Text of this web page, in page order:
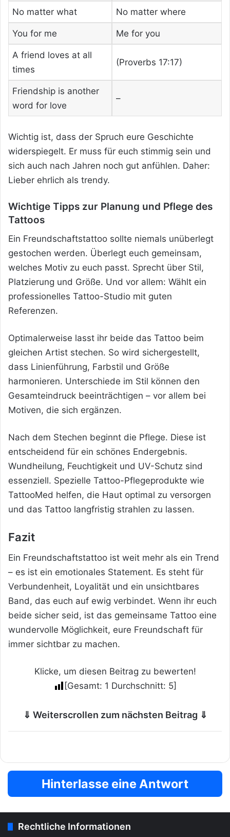
No matter what No matter where
You for me Me for you
A friend loves at all
times
(Proverbs 17:17)
Friendship is another
word for love
–
Wichtig ist, dass der Spruch eure Geschichte
widerspiegelt. Er muss für euch stimmig sein und
sich auch nach Jahren noch gut anfühlen. Daher:
Lieber ehrlich als trendy.
Wichtige Tipps zur Planung und Pflege des
Tattoos
Ein Freundschaftstattoo sollte niemals unüberlegt
gestochen werden. Überlegt euch gemeinsam,
welches Motiv zu euch passt. Sprecht über Stil,
Platzierung und Größe. Und vor allem: Wählt ein
professionelles Tattoo-Studio mit guten
Referenzen.
Optimalerweise lasst ihr beide das Tattoo beim
gleichen Artist stechen. So wird sichergestellt,
dass Linienführung, Farbstil und Größe
harmonieren. Unterschiede im Stil können den
Gesamteindruck beeinträchtigen – vor allem bei
Motiven, die sich ergänzen.
Nach dem Stechen beginnt die Pflege. Diese ist
entscheidend für ein schönes Endergebnis.
Wundheilung, Feuchtigkeit und UV-Schutz sind
essenziell. Spezielle Tattoo-Pflegeprodukte wie
TattooMed helfen, die Haut optimal zu versorgen
und das Tattoo langfristig strahlen zu lassen.
Fazit
Ein Freundschaftstattoo ist weit mehr als ein Trend
– es ist ein emotionales Statement. Es steht für
Verbundenheit, Loyalität und ein unsichtbares
Band, das euch auf ewig verbindet. Wenn ihr euch
beide sicher seid, ist das gemeinsame Tattoo eine
wundervolle Möglichkeit, eure Freundschaft für
immer sichtbar zu machen.
Klicke, um diesen Beitrag zu bewerten!
[Gesamt: 1 Durchschnitt: 5]
⇓ Weiterscrollen zum nächsten Beitrag ⇓
Hinterlasse eine Antwort
Rechtliche Informationen